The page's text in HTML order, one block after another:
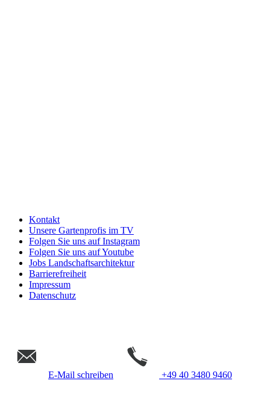
Kontakt
Unsere Gartenprofis im TV
Folgen Sie uns auf Instagram
Folgen Sie uns auf Youtube
Jobs Landschaftsarchitektur
Barrierefreiheit
Impressum
Datenschutz
E-Mail schreiben
+49 40 3480 9460